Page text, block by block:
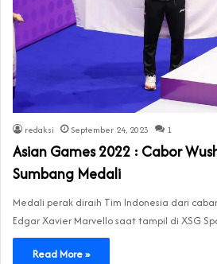
redaksi September 24, 2023 1
Asian Games 2022 : Cabor
Sumbang Medali
Medali perak diraih Tim Indonesia dari
Edgar Xavier Marvello saat tampil di XSG
Read More »